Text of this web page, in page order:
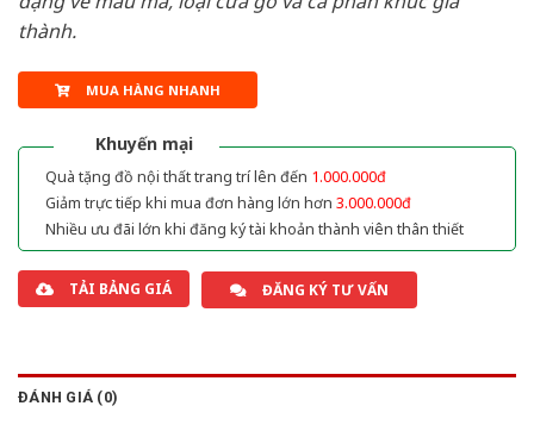
thành.
MUA HÀNG NHANH
Khuyến mại
Quà tặng đồ nội thất trang trí lên đến 1.000.000đ
Giảm trực tiếp khi mua đơn hàng lớn hơn 3.000.000đ
Nhiều ưu đãi lớn khi đăng ký tài khoản thành viên thân thiết
TẢI BẢNG GIÁ ĐĂNG KÝ TƯ VẤN
ĐÁNH GIÁ (0)